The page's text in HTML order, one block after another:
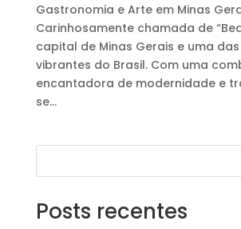
Gastronomia e Arte em Minas
Carinhosamente chamada de
capital de Minas Gerais e uma
vibrantes do Brasil. Com uma
encantadora de modernidade e
se...
Posts recentes